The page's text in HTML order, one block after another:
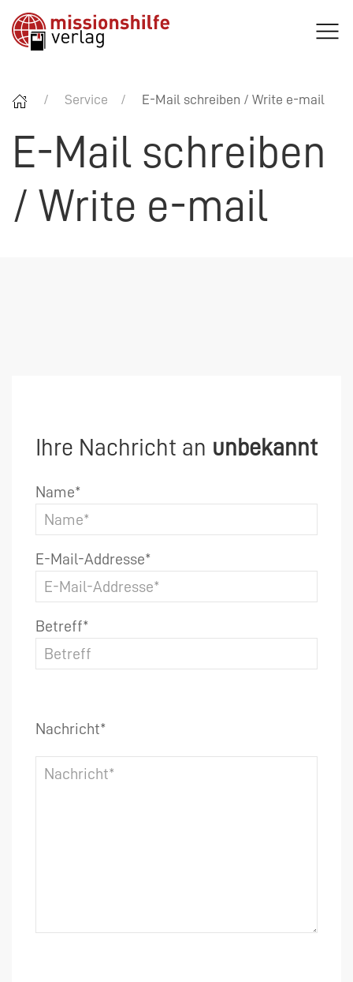
Service E-Mail schreiben / Write e-mail
E-Mail schreiben
/ Write e-mail
Ihre Nachricht an unbekannt
Name*
E-Mail-Addresse*
Betreff*
Nachricht*